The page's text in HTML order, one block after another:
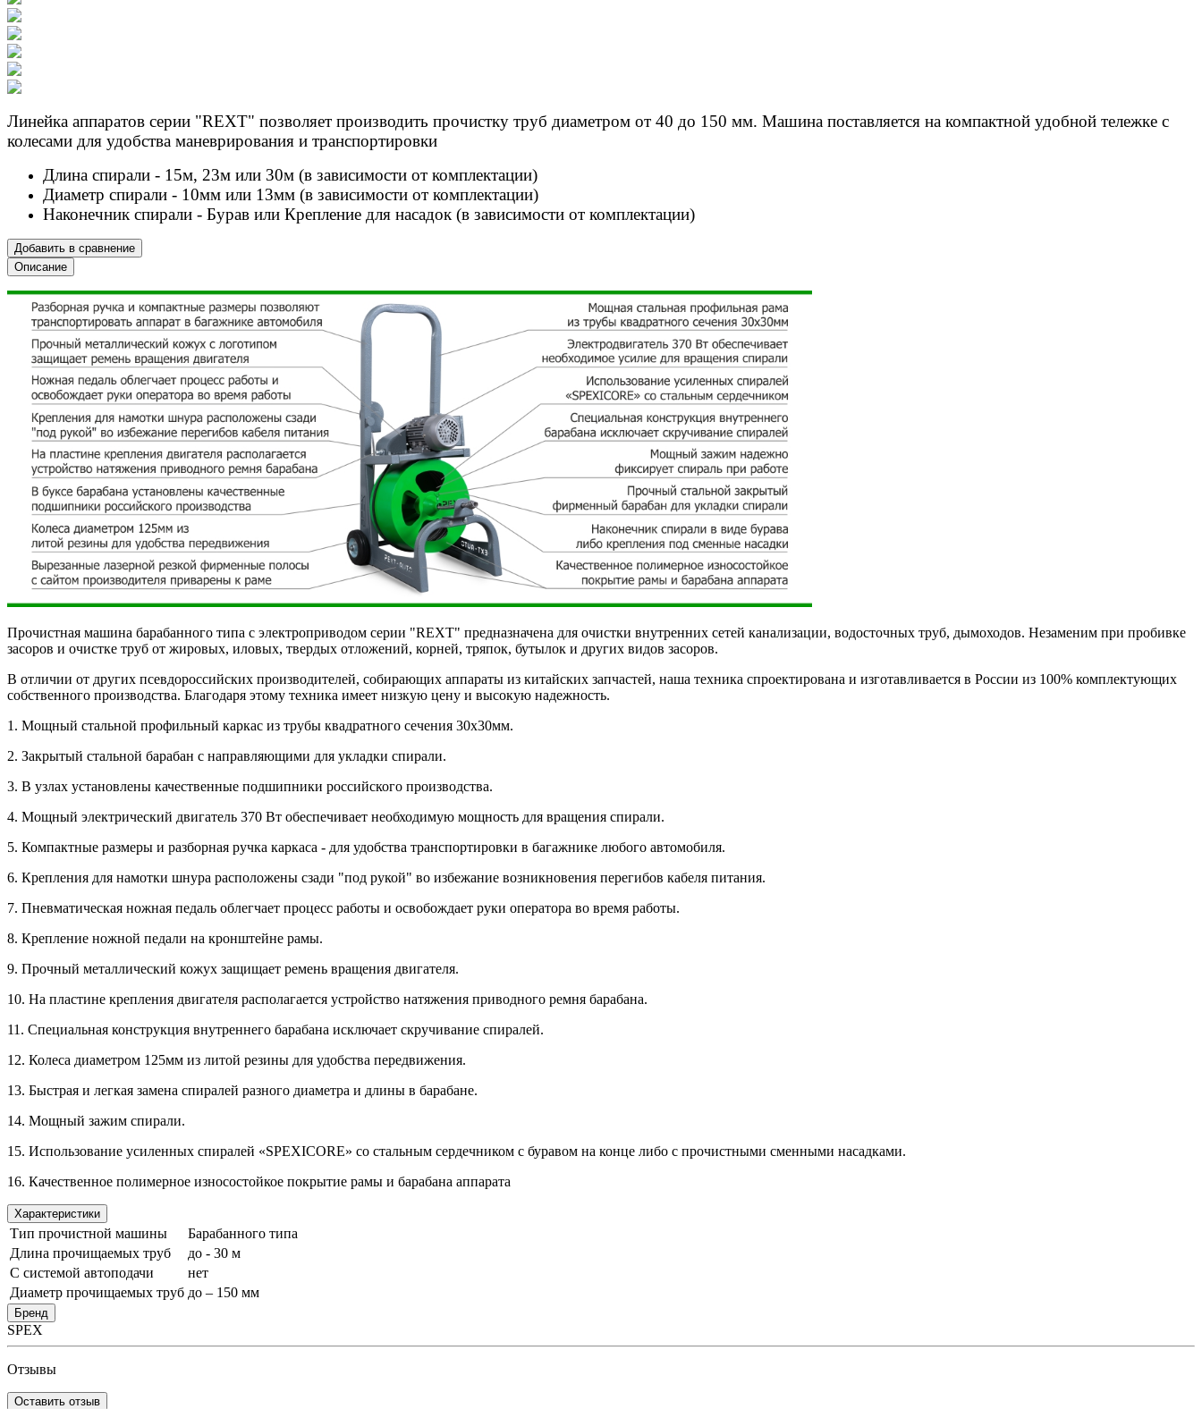
Линейка аппаратов серии "REXT" позволяет производить прочистку труб диаметром от 40 до 150 мм. Машина поставляется на компактной удобной тележке с
колесами для удобства маневрирования и транспортировки
Длина спирали - 15м, 23м или 30м (в зависимости от комплектации)
Диаметр спирали - 10мм или 13мм (в зависимости от комплектации)
Наконечник спирали - Бурав или Крепление для насадок (в зависимости от комплектации)
Добавить в сравнение
Описание
Прочистная машина барабанного типа с электроприводом серии "REXT" предназначена для очистки внутренних сетей канализации, водосточных труб, дымоходов. Незаменим при пробивке
засоров и очистке труб от жировых, иловых, твердых отложений, корней, тряпок, бутылок и других видов засоров.
В отличии от других псевдороссийских производителей, собирающих аппараты из китайских запчастей, наша техника спроектирована и изготавливается в России из 100% комплектующих
собственного производства. Благодаря этому техника имеет низкую цену и высокую надежность.
1. Мощный стальной профильный каркас из трубы квадратного сечения 30х30мм.
2. Закрытый стальной барабан с направляющими для укладки спирали.
3. В узлах установлены качественные подшипники российского производства.
4. Мощный электрический двигатель 370 Вт обеспечивает необходимую мощность для вращения спирали.
5. Компактные размеры и разборная ручка каркаса - для удобства транспортировки в багажнике любого автомобиля.
6. Крепления для намотки шнура расположены сзади "под рукой" во избежание возникновения перегибов кабеля питания.
7. Пневматическая ножная педаль облегчает процесс работы и освобождает руки оператора во время работы.
8. Крепление ножной педали на кронштейне рамы.
9. Прочный металлический кожух защищает ремень вращения двигателя.
10. На пластине крепления двигателя располагается устройство натяжения приводного ремня барабана.
11. Специальная конструкция внутреннего барабана исключает скручивание спиралей.
12. Колеса диаметром 125мм из литой резины для удобства передвижения.
13. Быстрая и легкая замена спиралей разного диаметра и длины в барабане.
14. Мощный зажим спирали.
15. Использование усиленных спиралей «SPEXICORE» со стальным сердечником с буравом на конце либо с прочистными сменными насадками.
16. Качественное полимерное износостойкое покрытие рамы и барабана аппарата
Характеристики
Тип прочистной машины
Барабанного типа
Длина прочищаемых труб
до - 30 м
С системой автоподачи
нет
Диаметр прочищаемых труб до – 150 мм
Бренд
SPEX
Отзывы
Оставить отзыв